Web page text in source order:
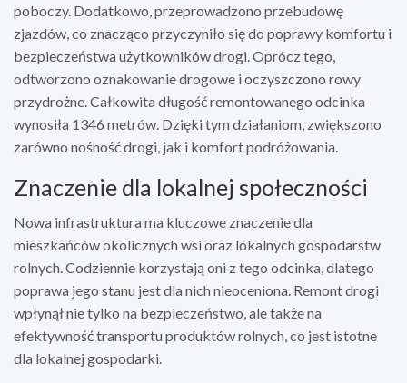
poboczy. Dodatkowo, przeprowadzono przebudowę
zjazdów, co znacząco przyczyniło się do poprawy komfortu i
bezpieczeństwa użytkowników drogi. Oprócz tego,
odtworzono oznakowanie drogowe i oczyszczono rowy
przydrożne. Całkowita długość remontowanego odcinka
wynosiła 1346 metrów. Dzięki tym działaniom, zwiększono
zarówno nośność drogi, jak i komfort podróżowania.
Znaczenie dla lokalnej społeczności
Nowa infrastruktura ma kluczowe znaczenie dla
mieszkańców okolicznych wsi oraz lokalnych gospodarstw
rolnych. Codziennie korzystają oni z tego odcinka, dlatego
poprawa jego stanu jest dla nich nieoceniona. Remont drogi
wpłynął nie tylko na bezpieczeństwo, ale także na
efektywność transportu produktów rolnych, co jest istotne
dla lokalnej gospodarki.